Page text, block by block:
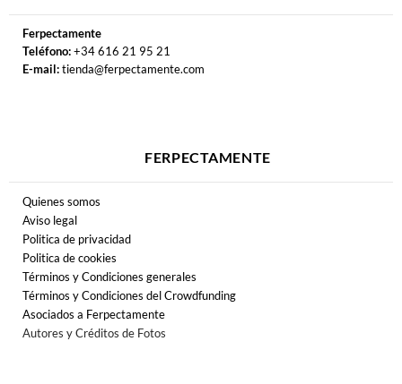
Ferpectamente
Teléfono:+34 616 21 95 21
E-mail:tienda@ferpectamente.com
FERPECTAMENTE
Quienes somos
Aviso legal
Politica de privacidad
Politica de cookies
Términos y Condiciones generales
Términos y Condiciones del Crowdfunding
Asociados a Ferpectamente
Autores y Créditos de Fotos